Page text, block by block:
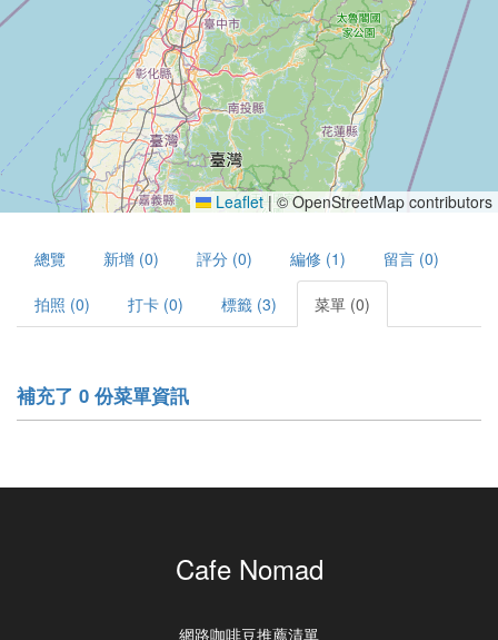
Leaflet |© OpenStreetMap contributors
總覽 新增 (0) 評分 (0) 編修 (1) 留言 (0)
拍照 (0) 打卡 (0) 標籤 (3) 菜單 (0)
補充了 0 份菜單資訊
Cafe Nomad
網路咖啡豆推薦清單